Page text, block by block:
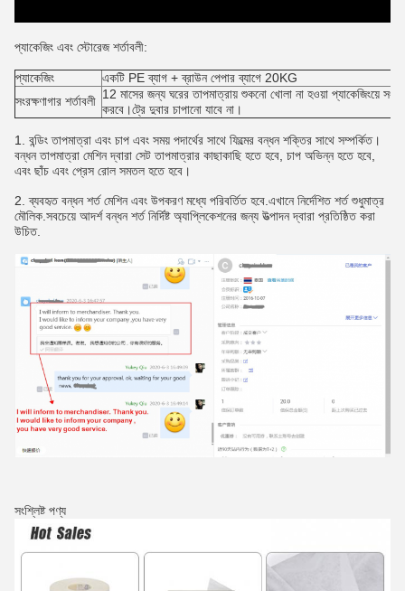
প্যাকেজিং এবং স্টোরেজ শর্তাবলী:
প্যাকেজিং
একটি PE ব্যাগ + ব্রাউন পেপার ব্যাগে 20KG
সংরক্ষণাগার শর্তাবলী 12 মাসের জন্য ঘরের তাপমাত্রায় শুকনো খোলা না হওয়া প্যাকেজিংয়ে
করবে।ট্রে দুবার চাপানো যাবে না।
1. বন্ডিং তাপমাত্রা এবং চাপ এবং সময় পদার্থের সাথে ফিল্মের বন্ধন শক্তির সাথে সম্পর্কিত।
বন্ধন তাপমাত্রা মেশিন দ্বারা সেট তাপমাত্রার কাছাকাছি হতে হবে, চাপ অভিন্ন হতে হবে,
এবং ছাঁচ এবং প্রেস রোল সমতল হতে হবে।
2. ব্যবহৃত বন্ধন শর্ত মেশিন এবং উপকরণ মধ্যে পরিবর্তিত হবে.এখানে নির্দেশিত শর্ত শুধুমাত্র
মৌলিক.সবচেয়ে আদর্শ বন্ধন শর্ত নির্দিষ্ট অ্যাপ্লিকেশনের জন্য উত্পাদন দ্বারা প্রতিষ্ঠিত করা
উচিত.
সংশ্লিষ্ট পণ্য